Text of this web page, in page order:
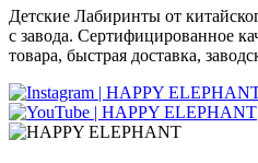
Детские Лабиринты от
с завода. Сертифицированное
товара, быстрая доставка,